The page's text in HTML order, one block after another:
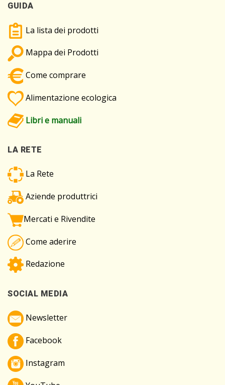
GUIDA
La lista dei prodotti
Mappa dei Prodotti
Come comprare
Alimentazione ecologica
Libri e manuali
LA RETE
La Rete
Aziende produttrici
Mercati e Rivendite
Come aderire
Redazione
SOCIAL MEDIA
Newsletter
Facebook
Instagram